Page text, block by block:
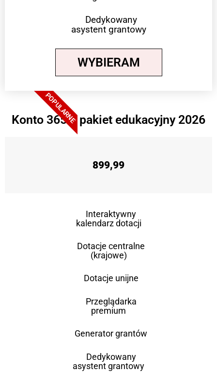
Dedykowany
asystent grantowy
WYBIERAM
POPULARNE
Konto 365 + pakiet edukacyjny 2026
899,99
Interaktywny
kalendarz dotacji
Dotacje centralne
(krajowe)
Dotacje unijne
Przeglądarka
premium
Generator grantów
Dedykowany
asystent grantowy